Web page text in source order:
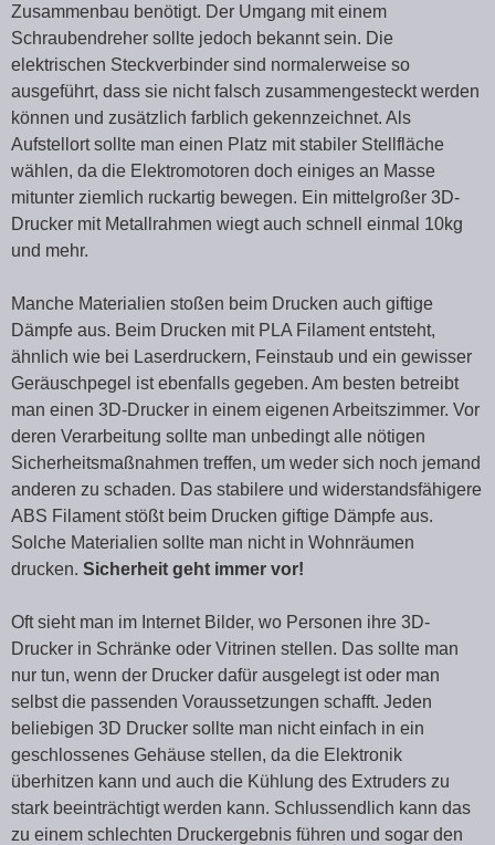
Zusammenbau benötigt. Der Umgang mit einem
Schraubendreher sollte jedoch bekannt sein. Die
elektrischen Steckverbinder sind normalerweise so
ausgeführt, dass sie nicht falsch zusammengesteckt werden
können und zusätzlich farblich gekennzeichnet. Als
Aufstellort sollte man einen Platz mit stabiler Stellfläche
wählen, da die Elektromotoren doch einiges an Masse
mitunter ziemlich ruckartig bewegen. Ein mittelgroßer 3D-
Drucker mit Metallrahmen wiegt auch schnell einmal 10kg
und mehr.
Manche Materialien stoßen beim Drucken auch giftige
Dämpfe aus. Beim Drucken mit PLA Filament entsteht,
ähnlich wie bei Laserdruckern, Feinstaub und ein gewisser
Geräuschpegel ist ebenfalls gegeben. Am besten betreibt
man einen 3D-Drucker in einem eigenen Arbeitszimmer. Vor
deren Verarbeitung sollte man unbedingt alle nötigen
Sicherheitsmaßnahmen treffen, um weder sich noch jemand
anderen zu schaden. Das stabilere und widerstandsfähigere
ABS Filament stößt beim Drucken giftige Dämpfe aus.
Solche Materialien sollte man nicht in Wohnräumen
drucken. Sicherheit geht immer vor!
Oft sieht man im Internet Bilder, wo Personen ihre 3D-
Drucker in Schränke oder Vitrinen stellen. Das sollte man
nur tun, wenn der Drucker dafür ausgelegt ist oder man
selbst die passenden Voraussetzungen schafft. Jeden
beliebigen 3D Drucker sollte man nicht einfach in ein
geschlossenes Gehäuse stellen, da die Elektronik
überhitzen kann und auch die Kühlung des Extruders zu
stark beeinträchtigt werden kann. Schlussendlich kann das
zu einem schlechten Druckergebnis führen und sogar den